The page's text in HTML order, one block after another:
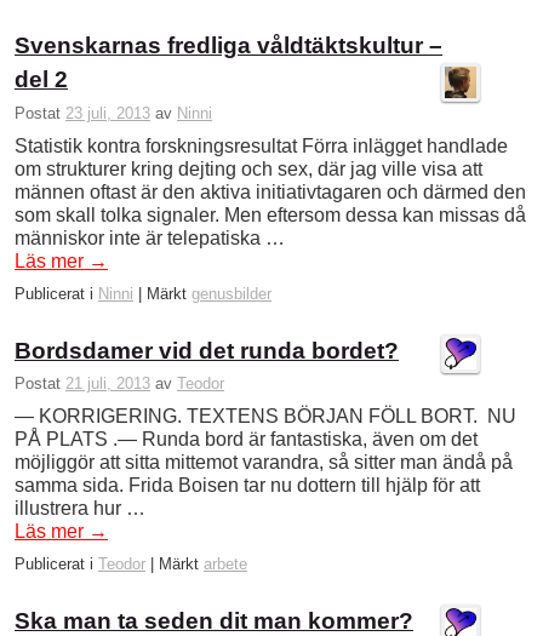
Svenskarnas fredliga våldtäktskultur –
del 2
Postat 23 juli, 2013 av Ninni
Statistik kontra forskningsresultat Förra inlägget handlade
om strukturer kring dejting och sex, där jag ville visa att
männen oftast är den aktiva initiativtagaren och därmed den
som skall tolka signaler. Men eftersom dessa kan missas då
människor inte är telepatiska …
Läs mer →
Publicerat i Ninni Märkt genusbilder
Bordsdamer vid det runda bordet?
Postat 21 juli, 2013 av Teodor
— KORRIGERING. TEXTENS BÖRJAN FÖLL BORT. NU
PÅ PLATS .— Runda bord är fantastiska, även om det
möjliggör att sitta mittemot varandra, så sitter man ändå på
samma sida. Frida Boisen tar nu dottern till hjälp för att
illustrera hur …
Läs mer →
Publicerat i Teodor Märkt arbete
Ska man ta seden dit man kommer?